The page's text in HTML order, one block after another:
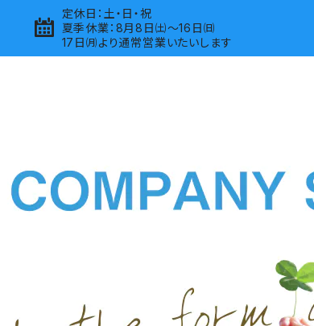
定休日：土・日・祝
夏季休業：8月8日㈯～16日㈰
17日㈪より通常営業いたいします